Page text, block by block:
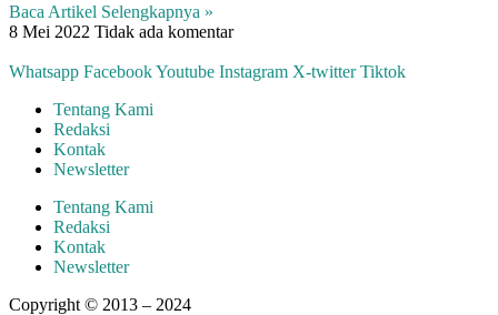
Baca Artikel Selengkapnya »
8 Mei 2022 Tidak ada komentar
Whatsapp FacebookYoutube Instagram X-twitter Tiktok
Tentang Kami
Redaksi
Kontak
Newsletter
Tentang Kami
Redaksi
Kontak
Newsletter
Copyright © 2013 – 2024